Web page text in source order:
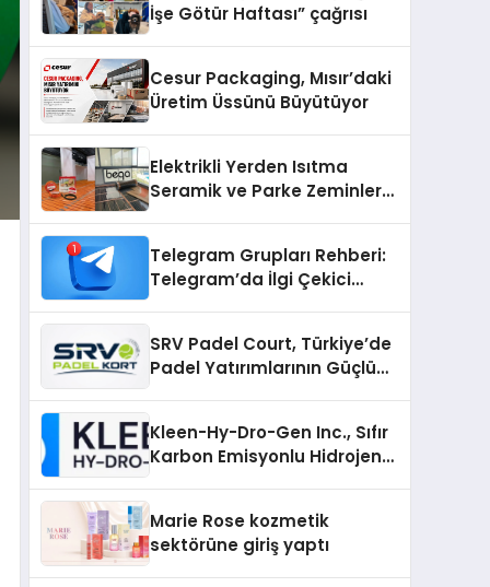
İşe Götür Haftası” çağrısı
Cesur Packaging, Mısır’daki
Üretim Üssünü Büyütüyor
Elektrikli Yerden Isıtma
Seramik ve Parke Zeminler
Telegram Grupları Rehberi:
Telegram’da İlgi Çekici
SRV Padel Court, Türkiye’de
Padel Yatırımlarının Güçlü
Kleen-Hy-Dro-Gen Inc., Sıfır
Karbon Emisyonlu Hidrojen
Aldı
Marie Rose kozmetik
sektörüne giriş yaptı